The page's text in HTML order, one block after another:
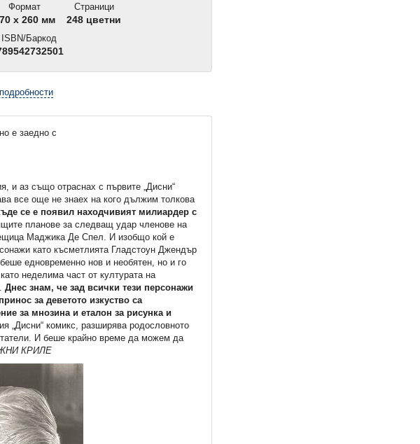
В страната на големите езера
30,17 €
59,01 лв.
Формат
х 260 мм
Страници
248 цветни
ISBN/Баркод
е заедно с
и аз също отраснах с първите „Дисни“
все още не знаех на кого дължим толкова
се е появил находчивият милиардер с
планове за следващ удар членове на
Маджика Де Спел. И изобщо кой е
като късметлията Гладстоун Джендър
едновременно нов и необятен, но и го
неделима част от културата на
Днес знам, че зад всички тези персонажи
за деветото изкуство са
за мнозина и еталон за рисунка и
„Дисни“ комикс, разширява родословното
И беше крайно време да можем да
КРИЛЕ